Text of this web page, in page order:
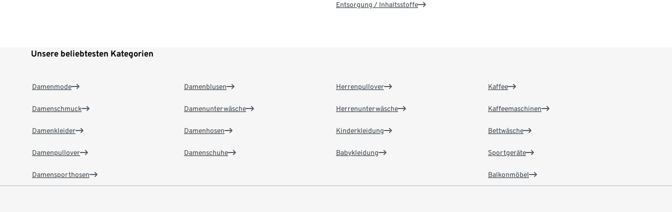
Entsorgung / Inhaltsstoffe
Unsere beliebtesten Kategorien
Damenmode
Damenschmuck
Damenkleider
Damenpullover
Damensporthosen
Damenblusen
Damenunterwäsche
Damenhosen
Damenschuhe
Herrenpullover
Herrenunterwäsche
Kinderkleidung
Babykleidung
Kaffee
Kaffeemaschinen
Bettwäsche
Sportgeräte
Balkonmöbel